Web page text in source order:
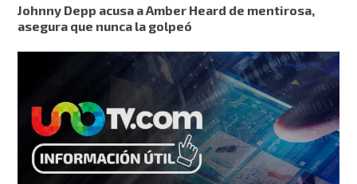
Johnny Depp acusa a Amber Heard de mentirosa,
asegura que nunca la golpeó